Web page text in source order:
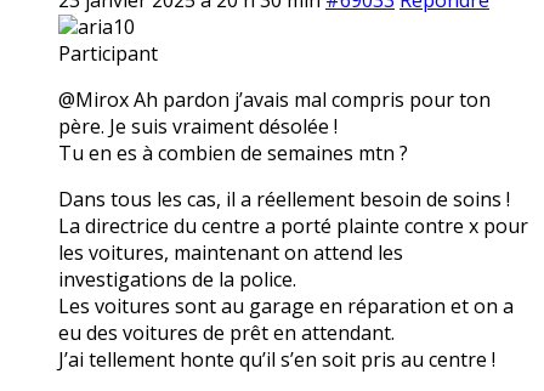
aria10
Participant
@Mirox Ah pardon j’avais mal compris pour ton
père. Je suis vraiment désolée !
Tu en es à combien de semaines mtn ?
Dans tous les cas, il a réellement besoin de soins !
La directrice du centre a porté plainte contre x pour
les voitures, maintenant on attend les
investigations de la police.
Les voitures sont au garage en réparation et on a
eu des voitures de prêt en attendant.
J’ai tellement honte qu’il s’en soit pris au centre !